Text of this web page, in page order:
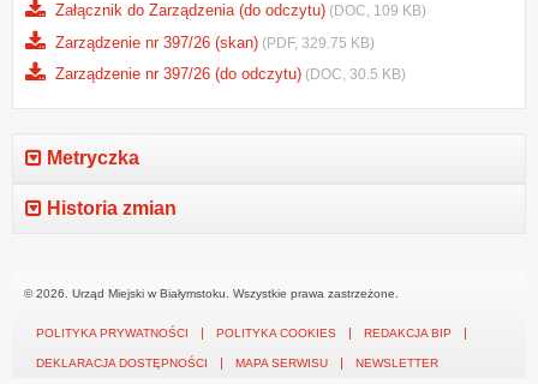
Załącznik do Zarządzenia (do odczytu) (DOC, 109 KB)
Zarządzenie nr 397/26 (skan) (PDF, 329.75 KB)
Zarządzenie nr 397/26 (do odczytu) (DOC, 30.5 KB)
Metryczka
Historia zmian
© 2026. Urząd Miejski w Białymstoku. Wszystkie prawa zastrzeżone.
POLITYKA PRYWATNOŚCI POLITYKA COOKIES REDAKCJA BIP
DEKLARACJA DOSTĘPNOŚCI MAPA SERWISU NEWSLETTER